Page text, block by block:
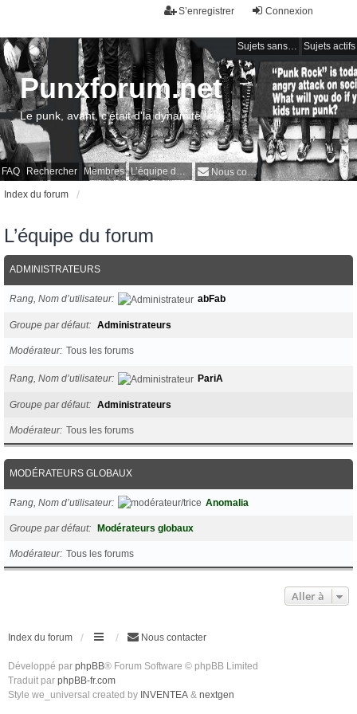
Connexion
S’enregistrer
Sujets sans réponse Sujets actifs
FAQ Rechercher Membres L’équipe du forum Nous contacter
Punxforum.net
Le punk, avant, c'était d'la dynamite !
Index du forum
L’équipe du forum
ADMINISTRATEURS
Rang, Nom d’utilisateur abFab
Groupe par défaut Administrateurs
Modérateur Tous les forums
Rang, Nom d’utilisateur PariA
Groupe par défaut Administrateurs
Modérateur Tous les forums
MODÉRATEURS GLOBAUX
Rang, Nom d’utilisateur Anomalia
Groupe par défaut Modérateurs globaux
Modérateur Tous les forums
Aller à
Index du forum Nous contacter
Développé par phpBB® Forum Software © phpBB Limited
Traduit par phpBB-fr.com
Style we_universal created by INVENTEA & nextgen